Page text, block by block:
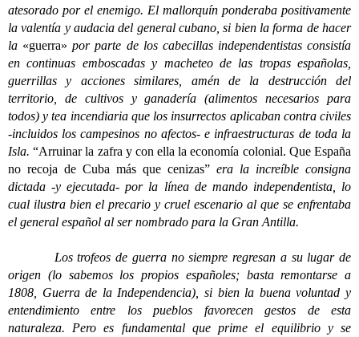
atesorado por el enemigo. El mallorquín ponderaba positivamente
la valentía y audacia del general cubano, si bien la forma de hacer
la «guerra» por parte de los cabecillas independentistas consistía
en continuas emboscadas y macheteo de las tropas españolas,
guerrillas y acciones similares, amén de la destrucción del
territorio, de cultivos y ganadería (alimentos necesarios para
todos) y tea incendiaria que los insurrectos aplicaban contra civiles
-incluidos los campesinos no afectos- e infraestructuras de toda la
Isla.“Arruinar la zafra y con ella la economía colonial. Que España
no recoja de Cuba más que cenizas” era la increíble consigna
dictada -y ejecutada- por la línea de mando independentista, lo
cual ilustra bien el precario y cruel escenario al que se enfrentaba
el general español al ser nombrado para la Gran Antilla.
Los trofeos de guerra no siempre regresan a su lugar de
origen (lo sabemos los propios españoles; basta remontarse a
1808, Guerra de la Independencia), si bien la buena voluntad y
entendimiento entre los pueblos favorecen gestos de esta
naturaleza. Pero es fundamental que prime el equilibrio y se